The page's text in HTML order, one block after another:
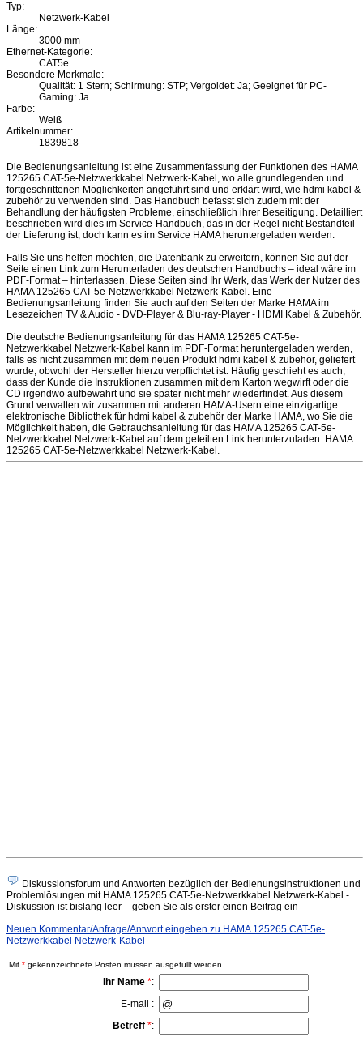
Typ:
Netzwerk-Kabel
Länge:
3000 mm
Ethernet-Kategorie:
CAT5e
Besondere Merkmale:
Qualität: 1 Stern; Schirmung: STP; Vergoldet: Ja; Geeignet für PC-
Gaming: Ja
Farbe:
Weiß
Artikelnummer:
1839818
Die Bedienungsanleitung ist eine Zusammenfassung der Funktionen des HAMA
125265 CAT-5e-Netzwerkkabel Netzwerk-Kabel, wo alle grundlegenden und
fortgeschrittenen Möglichkeiten angeführt sind und erklärt wird, wie hdmi kabel &
zubehör zu verwenden sind. Das Handbuch befasst sich zudem mit der
Behandlung der häufigsten Probleme, einschließlich ihrer Beseitigung. Detailliert
beschrieben wird dies im Service-Handbuch, das in der Regel nicht Bestandteil
der Lieferung ist, doch kann es im Service HAMA heruntergeladen werden.
Falls Sie uns helfen möchten, die Datenbank zu erweitern, können Sie auf der
Seite einen Link zum Herunterladen des deutschen Handbuchs – ideal wäre im
PDF-Format – hinterlassen. Diese Seiten sind Ihr Werk, das Werk der Nutzer des
HAMA 125265 CAT-5e-Netzwerkkabel Netzwerk-Kabel. Eine
Bedienungsanleitung finden Sie auch auf den Seiten der Marke HAMA im
Lesezeichen TV & Audio - DVD-Player & Blu-ray-Player - HDMI Kabel & Zubehör.
Die deutsche Bedienungsanleitung für das HAMA 125265 CAT-5e-
Netzwerkkabel Netzwerk-Kabel kann im PDF-Format heruntergeladen werden,
falls es nicht zusammen mit dem neuen Produkt hdmi kabel & zubehör, geliefert
wurde, obwohl der Hersteller hierzu verpflichtet ist. Häufig geschieht es auch,
dass der Kunde die Instruktionen zusammen mit dem Karton wegwirft oder die
CD irgendwo aufbewahrt und sie später nicht mehr wiederfindet. Aus diesem
Grund verwalten wir zusammen mit anderen HAMA-Usern eine einzigartige
elektronische Bibliothek für hdmi kabel & zubehör der Marke HAMA, wo Sie die
Möglichkeit haben, die Gebrauchsanleitung für das HAMA 125265 CAT-5e-
Netzwerkkabel Netzwerk-Kabel auf dem geteilten Link herunterzuladen. HAMA
125265 CAT-5e-Netzwerkkabel Netzwerk-Kabel.
Diskussionsforum und Antworten bezüglich der Bedienungsinstruktionen und
Problemlösungen mit HAMA 125265 CAT-5e-Netzwerkkabel Netzwerk-Kabel -
Diskussion ist bislang leer – geben Sie als erster einen Beitrag ein
Neuen Kommentar/Anfrage/Antwort eingeben zu HAMA 125265 CAT-5e-
Netzwerkkabel Netzwerk-Kabel
Mit * gekennzeichnete Posten müssen ausgefüllt werden.
Ihr Name *:
E-mail :
Betreff *: